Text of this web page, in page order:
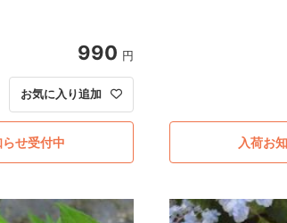
990 円
お気に入り追加
らせ受付中 入荷お